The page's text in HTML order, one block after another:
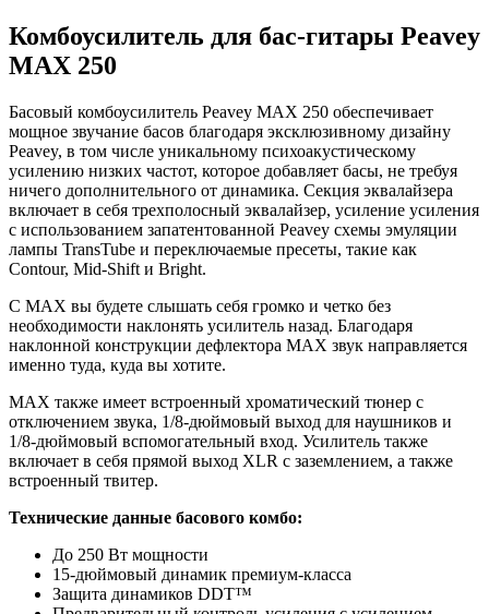
Комбоусилитель для бас-гитары Peavey
MAX 250
Басовый комбоусилитель Peavey MAX 250 обеспечивает
мощное звучание басов благодаря эксклюзивному дизайну
Peavey, в том числе уникальному психоакустическому
усилению низких частот, которое добавляет басы, не требуя
ничего дополнительного от динамика. Секция эквалайзера
включает в себя трехполосный эквалайзер, усиление усиления
с использованием запатентованной Peavey схемы эмуляции
лампы TransTube и переключаемые пресеты, такие как
Contour, Mid-Shift и Bright.
С MAX вы будете слышать себя громко и четко без
необходимости наклонять усилитель назад. Благодаря
наклонной конструкции дефлектора MAX звук направляется
именно туда, куда вы хотите.
MAX также имеет встроенный хроматический тюнер с
отключением звука, 1/8-дюймовый выход для наушников и
1/8-дюймовый вспомогательный вход. Усилитель также
включает в себя прямой выход XLR с заземлением, а также
встроенный твитер.
Технические данные басового комбо:
До 250 Вт мощности
15-дюймовый динамик премиум-класса
Защита динамиков DDT™